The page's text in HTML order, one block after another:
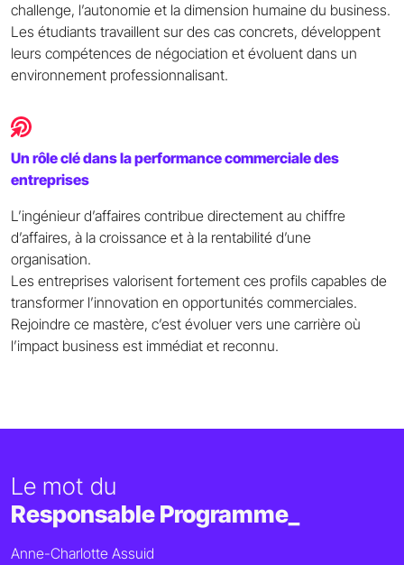
challenge, l’autonomie et la dimension humaine du business.
Les étudiants travaillent sur des cas concrets, développent
leurs compétences de négociation et évoluent dans un
environnement professionnalisant.
Un rôle clé dans la performance commerciale des
entreprises
L’ingénieur d’affaires contribue directement au chiffre
d’affaires, à la croissance et à la rentabilité d’une
organisation.
Les entreprises valorisent fortement ces profils capables de
transformer l’innovation en opportunités commerciales.
Rejoindre ce mastère, c’est évoluer vers une carrière où
l’impact business est immédiat et reconnu.
Le mot du
Responsable Programme_
Anne-Charlotte Assuid